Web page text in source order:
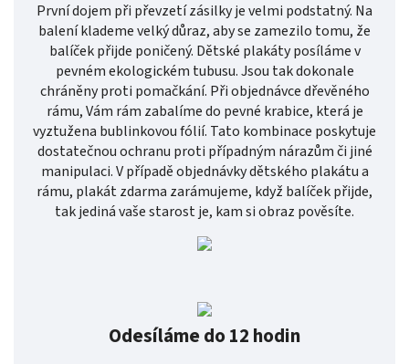
První dojem při převzetí zásilky je velmi podstatný. Na
balení klademe velký důraz, aby se zamezilo tomu, že
balíček přijde poničený. Dětské plakáty posíláme v
pevném ekologickém tubusu. Jsou tak dokonale
chráněny proti pomačkání. Při objednávce dřevěného
rámu, Vám rám zabalíme do pevné krabice, která je
vyztužena bublinkovou fólií. Tato kombinace poskytuje
dostatečnou ochranu proti případným nárazům či jiné
manipulaci. V případě objednávky dětského plakátu a
rámu, plakát zdarma zarámujeme, když balíček přijde,
tak jediná vaše starost je, kam si obraz pověsíte.
Odesíláme do 12 hodin